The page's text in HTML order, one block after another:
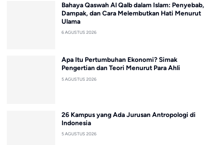
Bahaya Qaswah Al Qalb dalam Islam: Penyebab,
Dampak, dan Cara Melembutkan Hati Menurut
Ulama
6 AGUSTUS 2026
Apa Itu Pertumbuhan Ekonomi? Simak
Pengertian dan Teori Menurut Para Ahli
5 AGUSTUS 2026
26 Kampus yang Ada Jurusan Antropologi di
Indonesia
5 AGUSTUS 2026